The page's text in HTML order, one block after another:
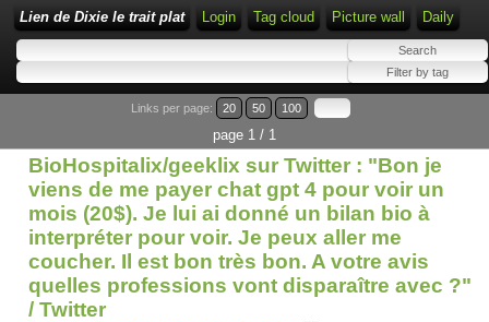
Lien de Dixie le trait plat Login Tag cloud Picture wall Daily
Links per page: 20 50 100
page 1 / 1
BioHospitalix/geeklix sur Twitter : "Bon je
viens de me payer chat gpt 4 pour voir un
mois (20$). Je lui ai donné un bilan bio à
interpréter pour voir. Je peux aller me
coucher. Il est bon très bon. A votre avis
quelles professions vont disparaître avec ?"
/ Twitter